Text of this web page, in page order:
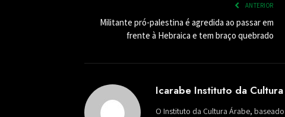
ANTERIOR
Militante pró-palestina é agredida ao passar em
frente à Hebraica e tem braço quebrado
Icarabe Instituto da
O Instituto da Cultura Árabe,